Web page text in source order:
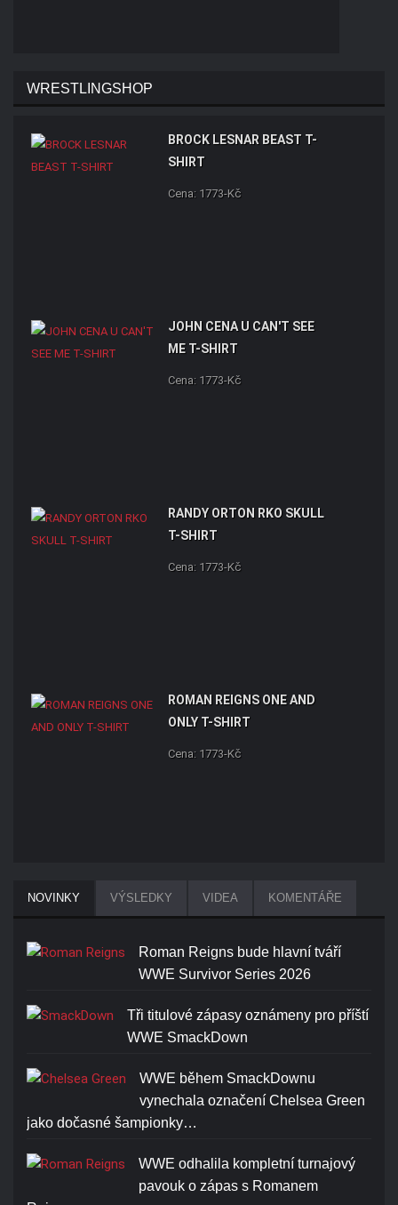
WRESTLINGSHOP
BROCK LESNAR BEAST T-
SHIRT
Cena: 1773-Kč
JOHN CENA U CAN'T SEE
ME T-SHIRT
Cena: 1773-Kč
RANDY ORTON RKO SKULL
T-SHIRT
Cena: 1773-Kč
ROMAN REIGNS ONE AND
ONLY T-SHIRT
Cena: 1773-Kč
NOVINKY VÝSLEDKY VIDEA KOMENTÁŘE
Roman Reigns bude hlavní tváří
WWE Survivor Series 2026
Tři titulové zápasy oznámeny pro příští
WWE SmackDown
WWE během SmackDownu
vynechala označení Chelsea Green
jako dočasné šampionky…
WWE odhalila kompletní turnajový
pavouk o zápas s Romanem